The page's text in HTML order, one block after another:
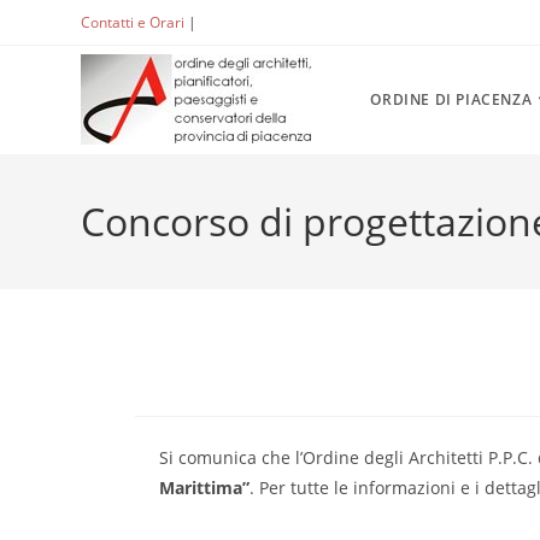
Contatti e Orari |
ORDINE DI PIACENZA
Concorso di
Si comunica che l’Ordine degli Architetti
Marittima”. Per tutte le informazioni e i